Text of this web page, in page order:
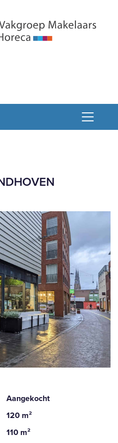
Aangekocht
120 m²
110 m²